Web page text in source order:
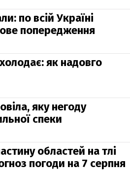
по всій Україні
попередження
як надовго
яку негоду
спеки
областей на тлі
погоди на 7 серпня